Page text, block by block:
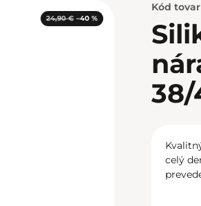
24,90 € –40 %
Kód
celý